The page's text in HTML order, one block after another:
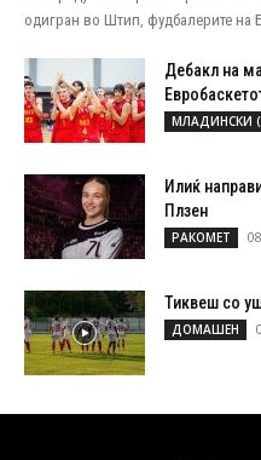
одигран во Штип, фудбалерите на
Дебакл на
МЛАДИНСКИ
Илиќ
Плзен
РАКОМЕТ
Тиквеш со
ДОМАШЕН